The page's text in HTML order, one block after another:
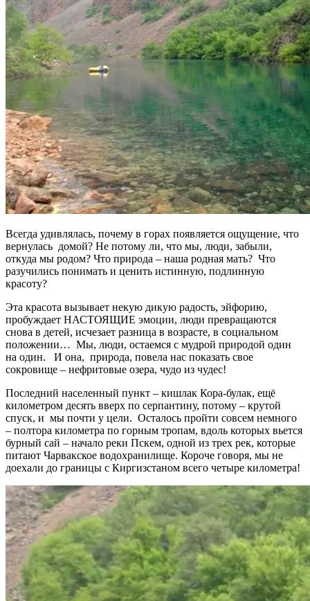
Всегда удивлялась, почему в горах появляется ощущение, что
вернулась домой? Не потому ли, что мы, люди, забыли,
откуда мы родом? Что природа – наша родная мать? Что
разучились понимать и ценить истинную, подлинную
красоту?
Эта красота вызывает некую дикую радость, эйфорию,
пробуждает НАСТОЯЩИЕ эмоции, люди превращаются
снова в детей, исчезает разница в возрасте, в социальном
положении… Мы, люди, остаемся с мудрой природой один
на один. И она, природа, повела нас показать свое
сокровище – нефритовые озера, чудо из чудес!
Последний населенный пункт – кишлак Кора-булак, ещё
километром десять вверх по серпантину, потому – крутой
спуск, и мы почти у цели. Осталось пройти совсем немного
– полтора километра по горным тропам, вдоль которых вьется
бурный сай – начало реки Пскем, одной из трех рек, которые
питают Чарвакское водохранилище. Короче говоря, мы не
доехали до границы с Киргизстаном всего четыре километра!